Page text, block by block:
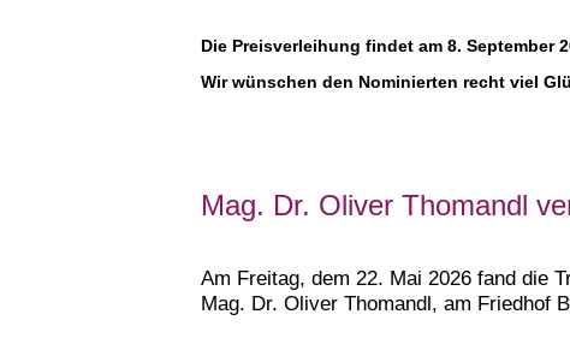
Die Preisverleihung findet am 8. September
Wir wünschen den Nominierten recht viel
Mag. Dr. Oliver Thomandl
Am Freitag, dem 22. Mai 2026 fand die
Mag. Dr. Oliver Thomandl, am Friedhof